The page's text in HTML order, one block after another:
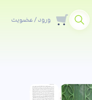
ورود / عضویت